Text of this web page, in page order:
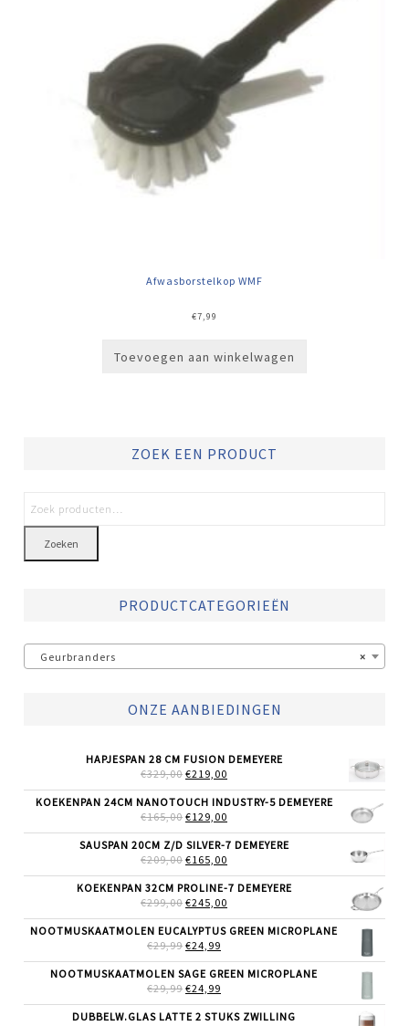
Afwasborstelkop WMF
€7,99
Toevoegen aan winkelwagen
ZOEK EEN PRODUCT
Zoeken
PRODUCTCATEGORIEËN
×
Geurbranders
ONZE AANBIEDINGEN
HAPJESPAN 28 CM FUSION DEMEYERE
€329,00 OORSPRONKELIJKE
WAS:
€329,00.
€219,00
IS:
KOEKENPAN 24CM NANOTOUCH INDUSTRY-5 DEMEYERE
€165,00 OORSPRONKELIJKE
WAS:
€165,00.
€129,00
IS:
SAUSPAN 20CM Z/D SILVER-7 DEMEYERE
€209,00 OORSPRONKELIJKE
WAS:
€209,00.
€165,00
IS:
KOEKENPAN 32CM PROLINE-7 DEMEYERE
€299,00 OORSPRONKELIJKE
WAS:
€299,00.
€245,00
IS:
NOOTMUSKAATMOLEN EUCALYPTUS GREEN MICROPLANE
€29,99 OORSPRONKELIJKE
WAS:
€29,99.
€24,99
IS:
NOOTMUSKAATMOLEN SAGE GREEN MICROPLANE
€29,99 OORSPRONKELIJKE
WAS:
€24,99
IS:
DUBBELW.GLAS LATTE 2 STUKS ZWILLING